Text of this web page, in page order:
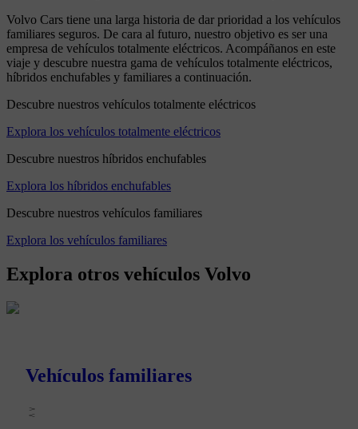
Volvo Cars tiene una larga historia de dar prioridad a los vehículos
familiares seguros. De cara al futuro, nuestro objetivo es ser una
empresa de vehículos totalmente eléctricos. Acompáñanos en este
viaje y descubre nuestra gama de vehículos totalmente eléctricos,
híbridos enchufables y familiares a continuación.
Descubre nuestros vehículos totalmente eléctricos
Explora los vehículos totalmente eléctricos
Descubre nuestros híbridos enchufables
Explora los híbridos enchufables
Descubre nuestros vehículos familiares
Explora los vehículos familiares
Explora otros vehículos Volvo
Vehículos familiares